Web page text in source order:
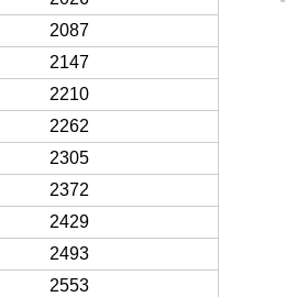
2087
2147
2210
2262
2305
2372
2429
2493
2553